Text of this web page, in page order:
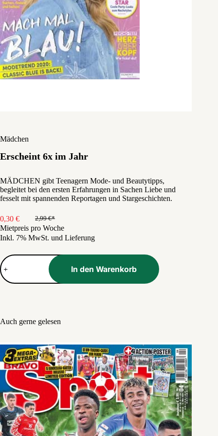
Mädchen
Erscheint 6x im Jahr
MÄDCHEN gibt Teenagern Mode- und Beautytipps,
begleitet bei den ersten Erfahrungen in Sachen Liebe und
fesselt mit spannenden Reportagen und Stargeschichten.
2,99€
Ursprünglicher
Preis
war:
0,30 €
Aktueller
Preis
ist:
Mietpreis pro Woche
Inkl. 7% MwSt. und Lieferung
Mädchen
Menge
In den Warenkorb
Auch gerne gelesen